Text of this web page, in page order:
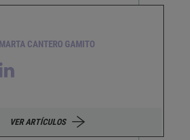
MARTA CANTERO GAMITO
VER ARTÍCULOS